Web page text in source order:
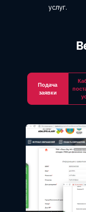
услуг.
Подача
заявки